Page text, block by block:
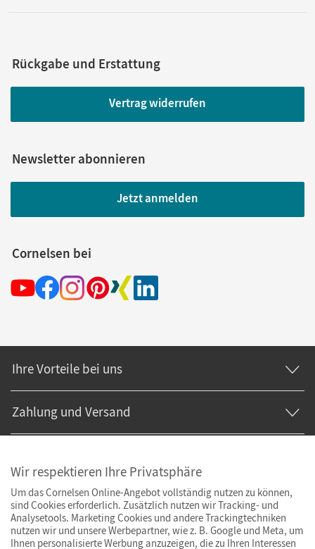
Rückgabe und Erstattung
Vertrag widerrufen
Newsletter abonnieren
Jetzt anmelden
Cornelsen bei
Ihre Vorteile bei uns
Zahlung und Versand
Wir respektieren Ihre Privatsphäre
Um das Cornelsen Online-Angebot vollständig nutzen zu können,
sind Cookies erforderlich. Zusätzlich nutzen wir Tracking- und
Analysetools. Marketing Cookies und andere Trackingtechniken
nutzen wir und unsere Werbepartner, wie z. B. Google und Meta, um
Ihnen personalisierte Werbung anzuzeigen, die zu Ihren Interessen